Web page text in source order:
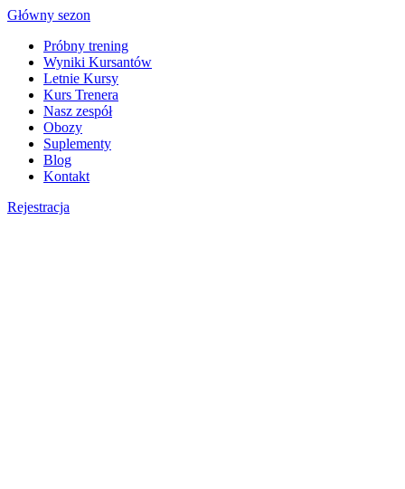
Skip
content
Główny sezon
Próbny trening
Wyniki Kursantów
Letnie Kursy
Kurs Trenera
Nasz zespół
Obozy
Suplementy
Blog
Kontakt
Rejestracja